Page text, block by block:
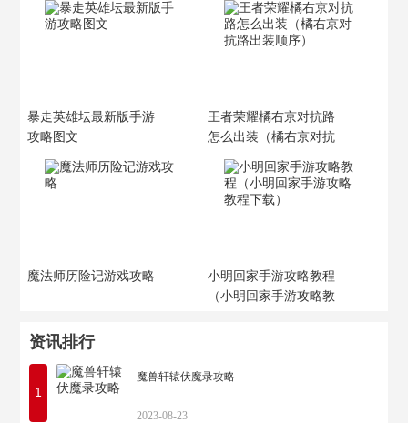
暴走英雄坛最新版手游
攻略图文
王者荣耀橘右京对抗路
怎么出装（橘右京对抗
路出装顺序）
魔法师历险记游戏攻略
小明回家手游攻略教程
（小明回家手游攻略教
资讯排行
1
魔兽轩辕伏魔录攻略
2023-08-23